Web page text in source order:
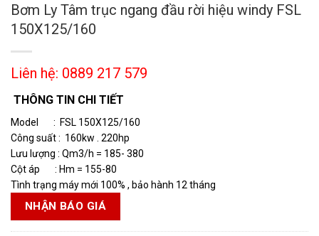
Bơm Ly Tâm trục ngang đầu rời hiệu windy FSL
150X125/160
Liên hệ: 0889 217 579
THÔNG TIN CHI TIẾT
Model : FSL 150X125/160
Công suất : 160kw . 220hp
Lưu lượng : Qm3/h = 185- 380
Cột áp : Hm = 155-80
Tình trạng máy mới 100% , bảo hành 12 tháng
NHẬN BÁO GIÁ